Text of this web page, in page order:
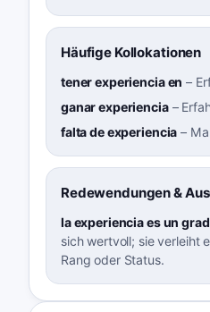
Häufige Kollokationen
tener experiencia en –
ganar experiencia–
falta de experiencia –
Redewendungen &
la experiencia es un
sich wertvoll; sie verleiht
Rang oder Status.